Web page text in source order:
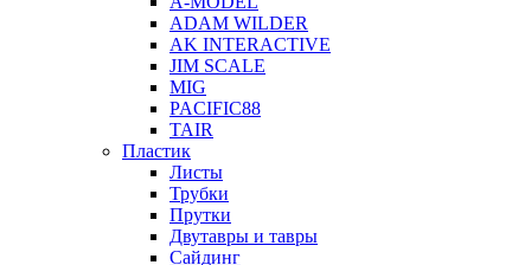
ADAM WILDER
AK INTERACTIVE
JIM SCALE
MIG
PACIFIC88
TAIR
Пластик
Листы
Трубки
Прутки
Двутавры и тавры
Сайдинг